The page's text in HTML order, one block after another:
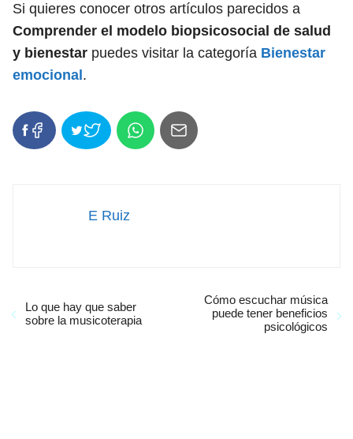
Si quieres conocer otros artículos parecidos a
Comprender el modelo biopsicosocial de salud
y bienestar puedes visitar la categoría Bienestar
emocional .
E Ruiz
Lo que hay que saber
sobre la musicoterapia
Cómo escuchar música
puede tener beneficios
psicológicos